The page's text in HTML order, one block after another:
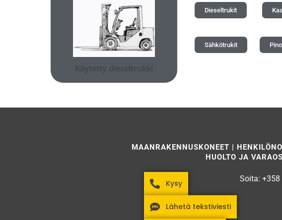
Minkä tyyppinen käytetty
dieseltrukki olisi teille sopiva?
Täytä ja lähetä lomake
Dieseltrukit
Sähkötrukit
MAANRAKENNUSKONEET |
HUOLTO JA
Soita: +358
Kysy
Lähetä tekstiviesti